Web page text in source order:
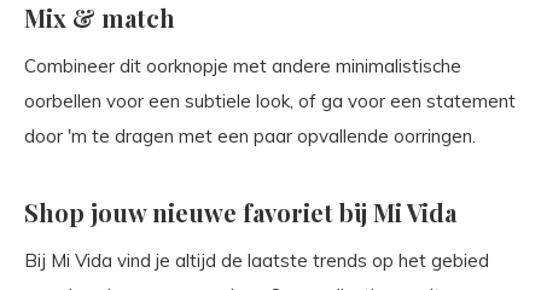
Mix & match
Combineer dit oorknopje met andere minimalistische
oorbellen voor een subtiele look, of ga voor een statement
door 'm te dragen met een paar opvallende oorringen.
Shop jouw nieuwe favoriet bij Mi Vida
Bij Mi Vida vind je altijd de laatste trends op het gebied